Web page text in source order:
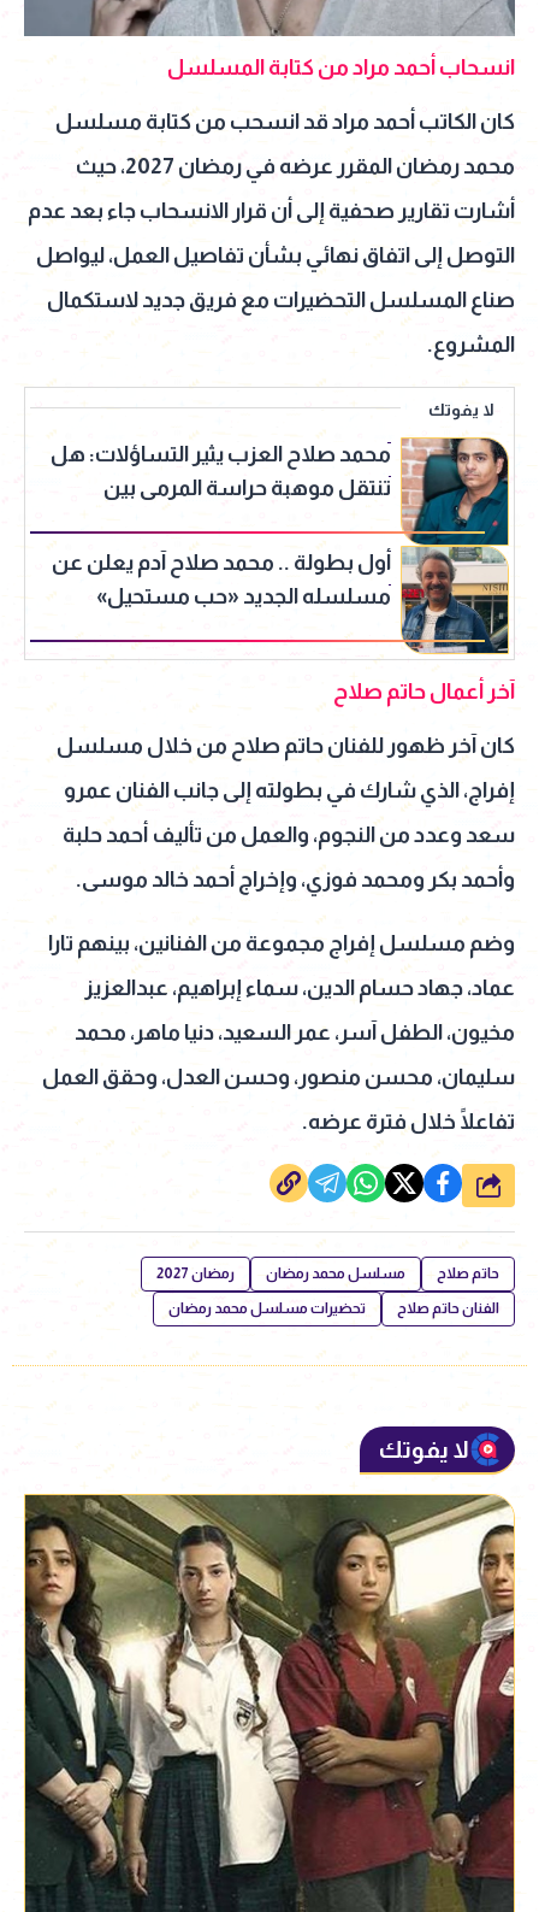
انسحاب أحمد مراد من كتابة المسلسل
كان الكاتب أحمد مراد قد انسحب من كتابة مسلسل
محمد رمضان المقرر عرضه في رمضان 2027، حيث
أشارت تقارير صحفية إلى أن قرار الانسحاب جاء بعد عدم
التوصل إلى اتفاق نهائي بشأن تفاصيل العمل، ليواصل
صناع المسلسل التحضيرات مع فريق جديد لاستكمال
المشروع.
لا يفوتك
محمد صلاح العزب يثير التساؤلات: هل
تنتقل موهبة حراسة المرمى بين
أول بطولة .. محمد صلاح آدم يعلن عن
مسلسله الجديد «حب مستحيل»
آخر أعمال حاتم صلاح
كان آخر ظهور للفنان حاتم صلاح من خلال مسلسل
إفراج، الذي شارك في بطولته إلى جانب الفنان عمرو
سعد وعدد من النجوم، والعمل من تأليف أحمد حلبة
وأحمد بكر ومحمد فوزي، وإخراج أحمد خالد موسى.
وضم مسلسل إفراج مجموعة من الفنانين، بينهم تارا
عماد، جهاد حسام الدين، سماء إبراهيم، عبدالعزيز
مخيون، الطفل آسر، عمر السعيد، دنيا ماهر، محمد
سليمان، محسن منصور، وحسن العدل، وحقق العمل
تفاعلًا خلال فترة عرضه.
شارك
حاتم صلاح مسلسل محمد رمضان رمضان 2027
الفنان حاتم صلاح تحضيرات مسلسل محمد رمضان
لا يفوتك